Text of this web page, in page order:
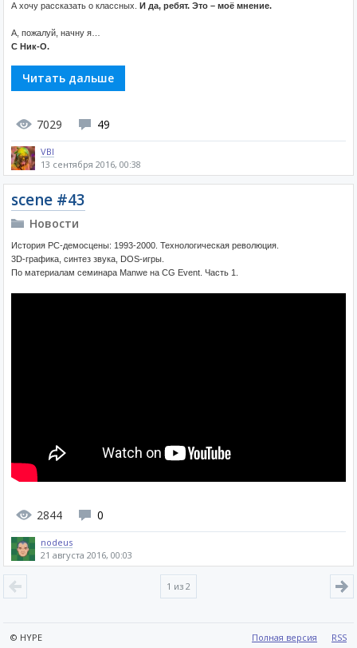
А хочу рассказать о классных. И да, ребят. Это – моё мнение.
А, пожалуй, начну я…
С Ник-О.
Читать дальше
7029 49
VBI
13 сентября 2016, 00:38
scene #43
Новости
История PC-демосцены: 1993-2000. Технологическая революция.
3D-графика, синтез звука, DOS-игры.
По материалам семинара Manwe на CG Event. Часть 1.
2844 0
nodeus
21 августа 2016, 00:03
1 из 2
Полная версия RSS
© HYPE